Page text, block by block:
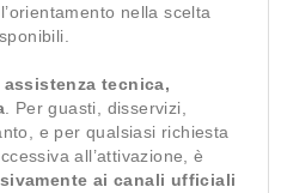
nella scelta
tecnica,
. Per guasti, disservizi,
e per qualsiasi richiesta
all’attivazione, è
ai canali ufficiali